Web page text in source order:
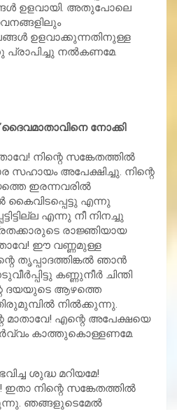
ഉളവായി. അതുപോലെ
ഉളവാക്കുന്നതിനുള്ള
നല്‍കണമേ.
നോക്കി
നിന്റെ സങ്കേതത്തില്‍
സഹായം അപേക്ഷിച്ചു. നിന്റെ
ഇരന്നവരില്‍
കൈവിടപ്പെട്ടു എന്നു
എന്നു നീ നിനച്ചു
രാജ്ഞിയായ
ഈ വണ്ണമുള്ള
തൃപ്പാദത്തിങ്കല്‍ ഞാന്‍
കണ്ണുനീര്‍ ചിന്തി
ദയയുടെ ആഴത്തെ
നില്‍ക്കുന്നു.
മാതാവേ! എന്റെ അപേക്ഷയെ
കാത്തുകൊള്ളണമേ.
ശുദ്ധ മറിയമേ!
ഇതാ നിന്റെ സങ്കേതത്തില്‍
ഞങ്ങളുടെമേല്‍